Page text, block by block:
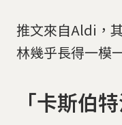
推文來自Aldi，
林幾乎長得一模
「卡斯伯